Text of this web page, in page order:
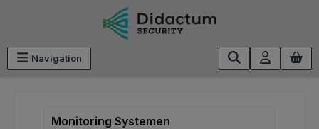
Navigation
Monitoring Systemen